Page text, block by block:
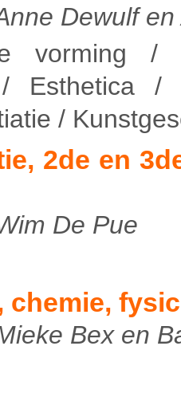
Dewulf
vorming /
Esthetica /
/
2de en
De Pue
chemie,
Bex en